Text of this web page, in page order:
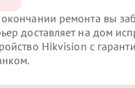
ремонта вы
доставляет на дом
Hikvision с